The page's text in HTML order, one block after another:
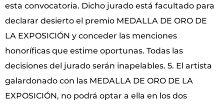
esta convocatoria. Dicho jurado está facultado para
declarar desierto el premio MEDALLA DE ORO DE
LA EXPOSICIÓN y conceder las menciones
honoríficas que estime oportunas. Todas las
decisiones del jurado serán inapelables. 5. El artista
galardonado con las MEDALLA DE ORO DE LA
EXPOSICIÓN, no podrá optar a ella en los dos